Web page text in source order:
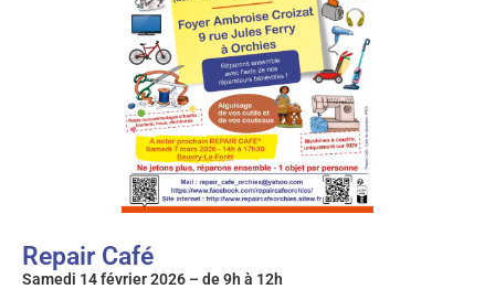
Repair Café
Samedi 14 février 2026 – de 9h à 12h